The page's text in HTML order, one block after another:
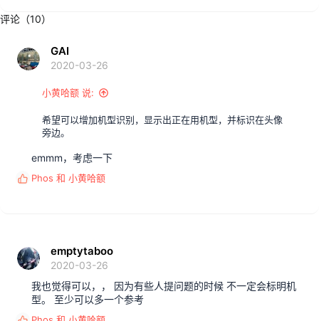
评论（10）
GAI
2020-03-26
小黄哈额 说:
希望可以增加机型识别，显示出正在用机型，并标识在头像
旁边。
emmm，考虑一下
反 Phos 和 小黄哈额
emptytaboo
2020-03-26
我也觉得可以，， 因为有些人提问题的时候 不一定会标明机
型。 至少可以多一个参考